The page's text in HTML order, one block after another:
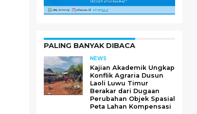
PALING BANYAK DIBACA
NEWS
Kajian Akademik Ungkap
Konflik Agraria Dusun
Laoli Luwu Timur
Berakar dari Dugaan
Perubahan Objek Spasial
Peta Lahan Kompensasi